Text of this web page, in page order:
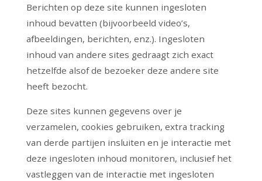
Berichten op deze site kunnen ingesloten
inhoud bevatten (bijvoorbeeld video’s,
afbeeldingen, berichten, enz.). Ingesloten
inhoud van andere sites gedraagt zich exact
hetzelfde alsof de bezoeker deze andere site
heeft bezocht.
Deze sites kunnen gegevens over je
verzamelen, cookies gebruiken, extra tracking
van derde partijen insluiten en je interactie met
deze ingesloten inhoud monitoren, inclusief het
vastleggen van de interactie met ingesloten